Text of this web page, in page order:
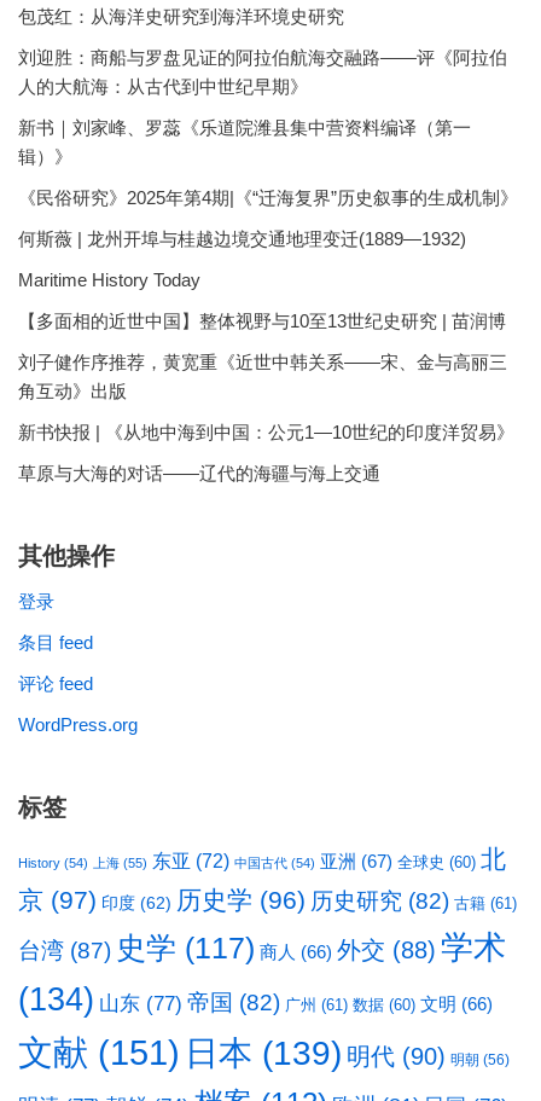
包茂红：从海洋史研究到海洋环境史研究
刘迎胜：商船与罗盘见证的阿拉伯航海交融路——评《阿拉伯
人的大航海：从古代到中世纪早期》
新书｜刘家峰、罗蕊《乐道院潍县集中营资料编译（第一
辑）》
《民俗研究》2025年第4期|《“迁海复界”历史叙事的生成机制》
何斯薇 | 龙州开埠与桂越边境交通地理变迁(1889—1932)
Maritime History Today
【多面相的近世中国】整体视野与10至13世纪史研究 | 苗润博
刘子健作序推荐，黄宽重《近世中韩关系——宋、金与高丽三
角互动》出版
新书快报 | 《从地中海到中国：公元1—10世纪的印度洋贸易》
草原与大海的对话——辽代的海疆与海上交通
其他操作
登录
条目 feed
评论 feed
WordPress.org
标签
History (54) 上海 (55) 东亚 (72) 中国古代 (54) 亚洲 (67) 全球史 (60) 北
京 (97) 印度 (62) 历史学 (96) 历史研究 (82) 古籍 (61)
台湾 (87) 史学 (117) 商人 (66) 外交 (88) 学术
(134) 山东 (77) 帝国 (82) 广州 (61) 数据 (60) 文明 (66)
文献 (151) 日本 (139) 明代 (90) 明朝 (56)